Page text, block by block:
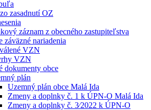
zasadnutí OZ
záznam z obecného zastupiteľstva
záväzné nariadenia
VZN
VZN
dokumenty obce
plán
Uzemný plán obce Malá Ida
Zmeny a doplnky č. 1 k ÚPN-O Malá Ida
Zmeny a doplnky č. 3⁄2022 k ÚPN-O